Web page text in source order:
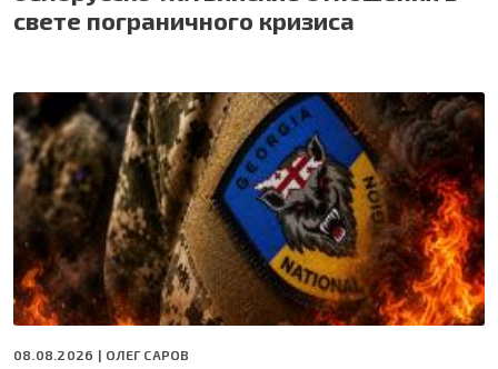
свете пограничного кризиса
08.08.2026 | ОЛЕГ САРОВ